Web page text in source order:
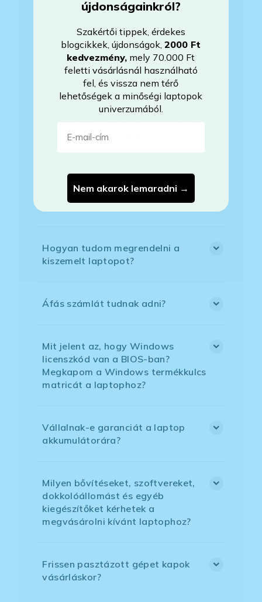
szállítással megrendelt
termékemet?
Milyen szoftverek vannak előre
telepítve a laptopra?
Mit jelent, hogy magyar/magyar
kiosztású európai/külföldi kiosztású
Bankkártyával tudok Önöknél
fizetni?
Hogyan tudom megrendelni a
kiszemelt laptopot?
Áfás számlát tudnak adni?
Mit jelent az, hogy Windows
licenszkód van a BIOS-ban?
Megkapom a Windows termékkulcs
matricát a laptophoz?
Vállalnak-e garanciát a laptop
akkumulátorára?
Milyen bővítéseket, szoftvereket,
dokkolóállomást és egyéb
kiegészítőket kérhetek a
megvásárolni kívánt laptophoz?
Frissen pasztázott gépet kapok
vásárláskor?
újdonságainkról?
Szakértői tippek, érdekes
blogcikkek, újdonságok,2000 Ft
kedvezmény, mely 70.000 Ft
feletti vásárlásnál használható
fel, és vissza nem térő
lehetőségek a minőségi laptopok
univerzumából.
Nem akarok lemaradni →